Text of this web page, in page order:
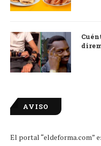
AVISO
El portal “eldeforma.com”